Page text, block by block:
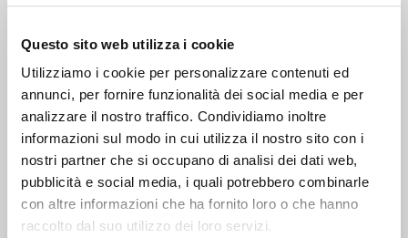
Questo sito web utilizza i cookie
Utilizziamo i cookie per personalizzare contenuti ed
annunci, per fornire funzionalità dei social media e per
analizzare il nostro traffico. Condividiamo inoltre
informazioni sul modo in cui utilizza il nostro sito con i
nostri partner che si occupano di analisi dei dati web,
pubblicità e social media, i quali potrebbero combinarle
con altre informazioni che ha fornito loro o che hanno
raccolto dal suo utilizzo dei loro servizi.